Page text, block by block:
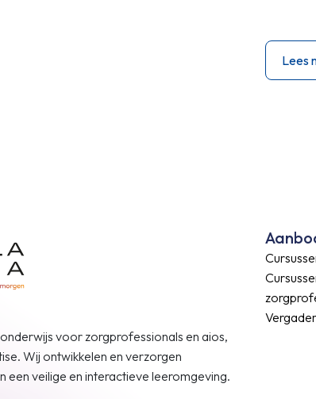
Lees
voor zorgprofessionals en aios,
Wij ontwikkelen en verzorgen
een veilige en interactieve leeromgeving.